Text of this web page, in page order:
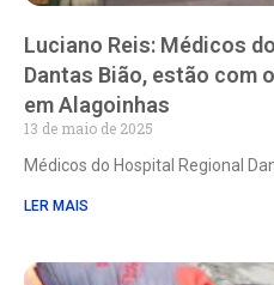
Luciano Reis: Médicos
Dantas Bião, estão com
em Alagoinhas
13 de maio de 2025
Médicos do Hospital Regional
LER MAIS